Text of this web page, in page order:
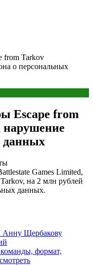
from Tarkov
о персональных
Escape from
нарушение
данных
Games Limited,
на 2 млн рублей
данных.
Анну Щербакову
формат,